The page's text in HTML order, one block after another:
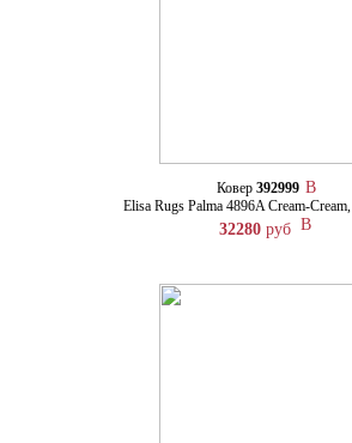
Ковер 392999
Elisa Rugs Palma 4896A Cream-Cream,
32280 руб